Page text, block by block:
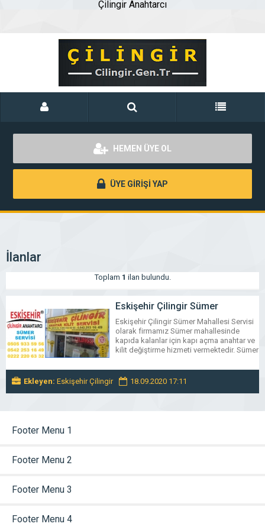
Çilingir Anahtarcı
HEMEN ÜYE OL
ÜYE GİRİŞİ YAP
İlanlar
Toplam 1 ilan bulundu.
Eskişehir Çilingir Sümer
Mahallesi Servisi 05059335956
Eskişehir Çilingir Sümer Mahallesi Servisi
olarak firmamız Sümer mahallesinde
kapıda kalanlar için kapı açma anahtar ve
kilit değiştirme hizmeti vermektedir. Sümer
işlerinizde Atatürk Bulvarındaki iş
yerimizden sizlere en kısa sürede
motorize çilingir ekibimiz ile ulaşarak
Ekleyen: Eskişehir Çilingir 18.09.2020 17:11
Footer Menu 1
Footer Menu 2
Footer Menu 3
Footer Menu 4